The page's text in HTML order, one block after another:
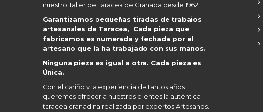
nuestro Taller de Taracea de Granada desde 1962.
Garantizamos pequeñas tiradas de trabajos
artesanales de Taracea, Cada pieza que
fabricamos es numerada y fechada por el
artesano que la ha trabajado con sus manos.
Ninguna pieza es igual a otra. Cada pieza es
Única.
Con el cariño y la experiencia de tantos años
queremos ofrecer a nuestros clientes la auténtica
taracea granadina realizada por expertos Artesanos.